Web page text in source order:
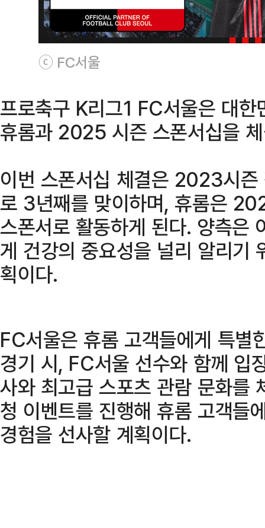
ⓒ FC서울
프로축구 K리그1 FC서울은 대
휴롬과 2025 시즌 스폰서십을
이번 스폰서십 체결은 2023시
로 3년째를 맞이하며, 휴롬은
스폰서로 활동하게 된다. 양측은
게 건강의 중요성을 널리 알리기
획이다.
FC서울은 휴롬 고객들에게 특별
경기 시, FC서울 선수와 함께 입
사와 최고급 스포츠 관람 문화를
청 이벤트를 진행해 휴롬 고객들
경험을 선사할 계획이다.